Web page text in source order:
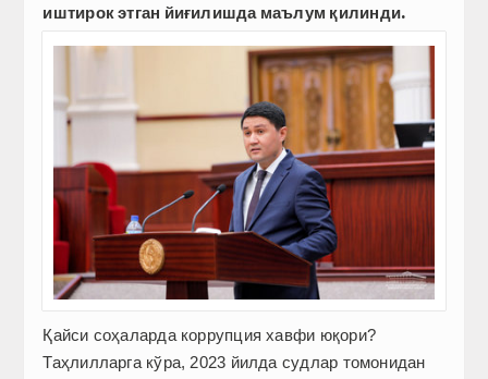
иштирок этган йиғилишда маълум қилинди.
Қайси соҳаларда коррупция хавфи юқори?
Таҳлилларга кўра, 2023 йилда судлар томонидан